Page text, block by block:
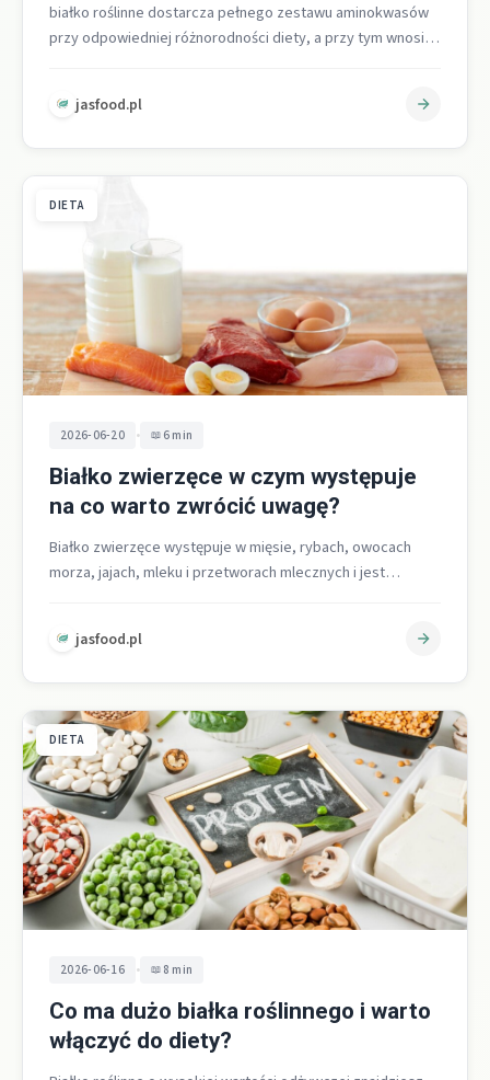
białko roślinne dostarcza pełnego zestawu aminokwasów
przy odpowiedniej różnorodności diety, a przy tym wnosi
jasfood.pl
DIETA
2026-06-20 • 6 min
Białko zwierzęce w czym występuje
na co warto zwrócić uwagę?
Białko zwierzęce występuje w mięsie, rybach, owocach
morza, jajach, mleku i przetworach mlecznych i jest
jasfood.pl
DIETA
2026-06-16 • 8 min
Co ma dużo białka roślinnego i warto
włączyć do diety?